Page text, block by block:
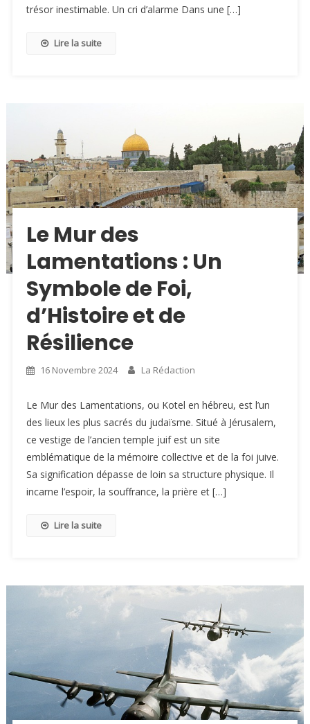
trésor inestimable. Un cri d’alarme Dans une […]
Lire la suite
Le Mur des
Lamentations : Un
Symbole de Foi,
d’Histoire et de
Résilience
16 Novembre 2024 La Rédaction
Le Mur des Lamentations, ou Kotel en hébreu, est l’un
des lieux les plus sacrés du judaïsme. Situé à Jérusalem,
ce vestige de l’ancien temple juif est un site
emblématique de la mémoire collective et de la foi juive.
Sa signification dépasse de loin sa structure physique. Il
incarne l’espoir, la souffrance, la prière et […]
Lire la suite